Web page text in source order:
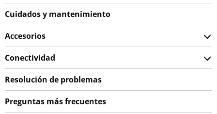
Cuidados y mantenimiento
Accesorios
Conectividad
Resolución de problemas
Preguntas más frecuentes